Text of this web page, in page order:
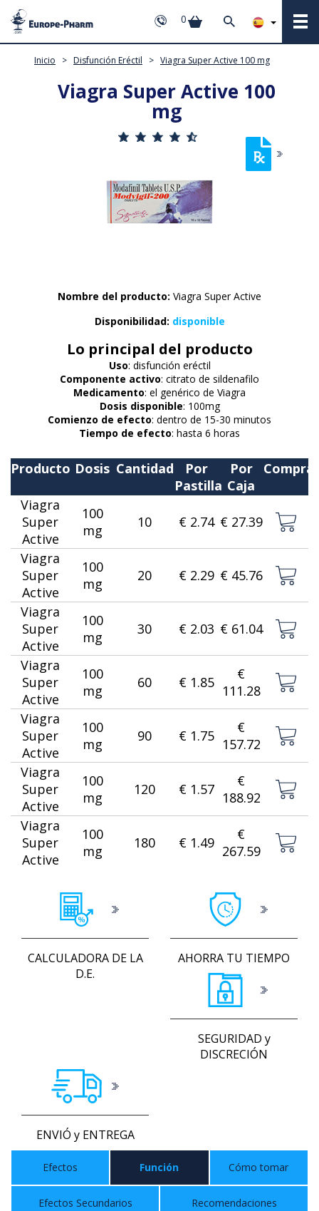
0
Inicio > Disfunción Eréctil > Viagra Super Active 100 mg
Viagra Super Active 100
mg
Nombre del producto: Viagra Super Active
Disponibilidad: disponible
Lo principal del producto
Uso: disfunción eréctil
Componente activo: citrato de sildenafilo
Medicamento: el genérico de Viagra
Dosis disponible: 100mg
Comienzo de efecto: dentro de 15-30 minutos
Tiempo de efecto: hasta 6 horas
Producto Dosis Cantidad
Por
Pastilla
Por
Caja
Viagra
Super
Active
100
mg
10 € 2.74 € 27.39
Viagra
Super
Active
100
mg
20 € 2.29 € 45.76
Viagra
Super
Active
100
mg
30 € 2.03 € 61.04
Viagra
Super
Active
100
mg
60 € 1.85
€
111.28
Viagra
Super
Active
100
mg
90 € 1.75
€
157.72
Viagra
Super
Active
100
mg
120 € 1.57
€
188.92
Viagra
Super
Active
100
mg
180 € 1.49
€
267.59
CALCULADORA DE LA
D.E.
AHORRA TU TIEMPO
SEGURIDAD y
DISCRECIÓN
ENVIÓ y ENTREGA
Efectos Función Cómo tomar
Efectos Secundarios Recomendaciones